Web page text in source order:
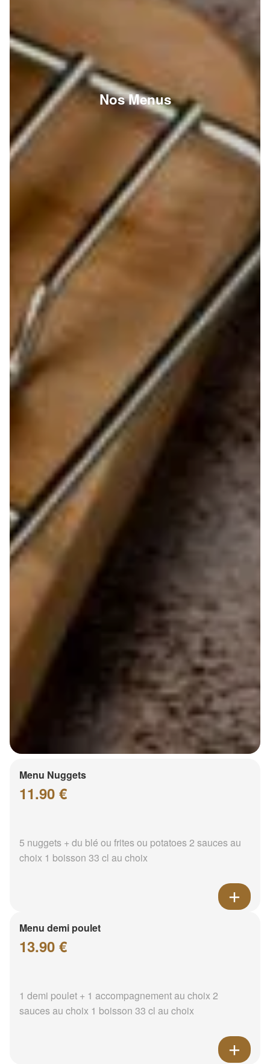
Nos Menus
Menu Nuggets
11.90 €
5 nuggets + du blé ou frites ou potatoes 2 sauces au
choix 1 boisson 33 cl au choix
Menu demi poulet
13.90 €
1 demi poulet + 1 accompagnement au choix 2
sauces au choix 1 boisson 33 cl au choix